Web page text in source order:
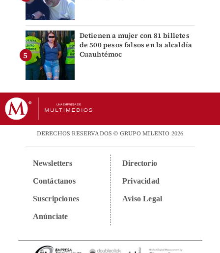
Detienen a mujer con 81 billetes
de 500 pesos falsos en la alcaldía
Cuauhtémoc
DERECHOS RESERVADOS © GRUPO MILENIO 2026
Newsletters
Contáctanos
Suscripciones
Anúnciate
Directorio
Privacidad
Aviso Legal